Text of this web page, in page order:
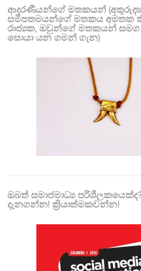
ආදරණීයන්ගේ මතකයන්
සමීපතමයන්ගේ මතකය අමතක
රාජ්‍යක, ඔවුන්ගේ මතකයන්
සොයා යන ගමන් ගැන)
ඔබත් සමාජමාධ්‍ය
දැනගන්න! ක්‍රියාත්මකවන්න!